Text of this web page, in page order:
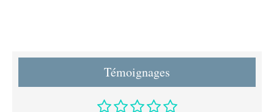
Témoignages